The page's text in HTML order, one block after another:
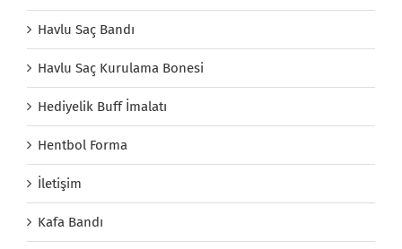
Havlu Saç Bandı
Havlu Saç Kurulama Bonesi
Hediyelik Buff İmalatı
Hentbol Forma
İletişim
Kafa Bandı